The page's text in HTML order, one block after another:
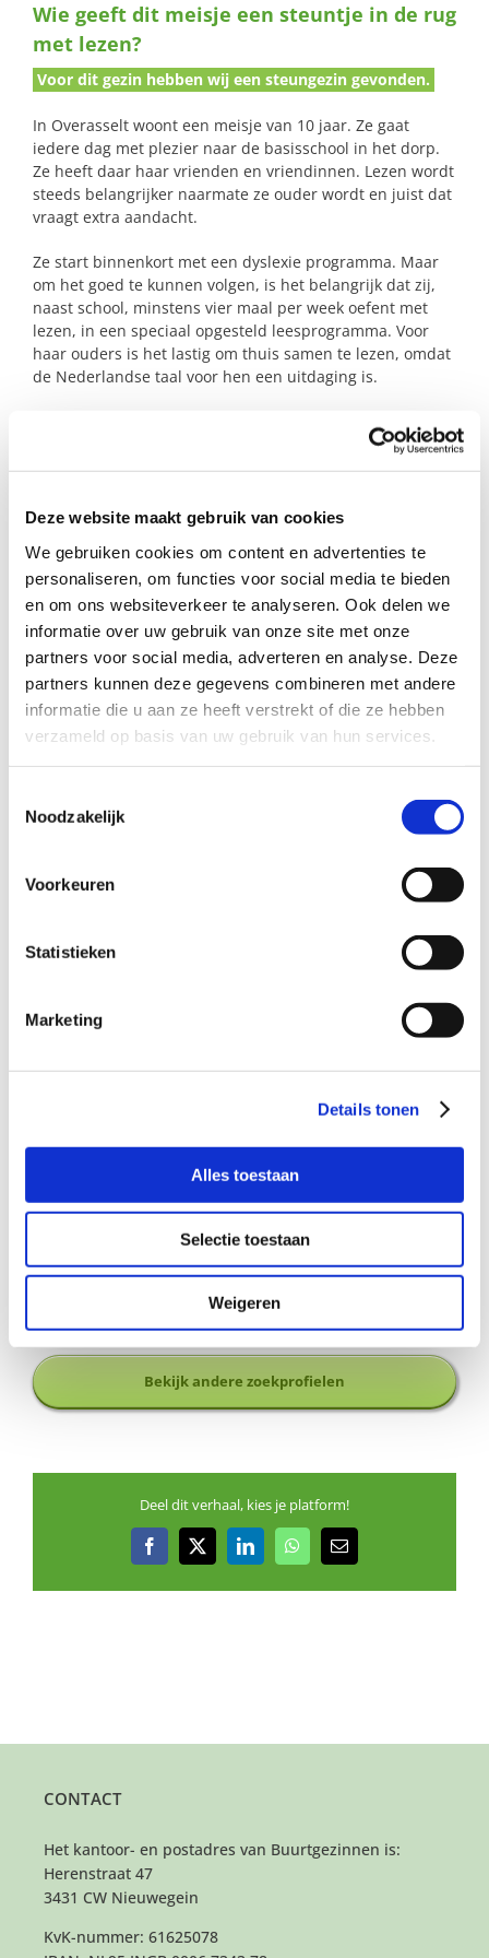
Deze website maakt gebruik van cookies
We gebruiken cookies om content en advertenties te
personaliseren, om functies voor social media te bieden
en om ons websiteverkeer te analyseren. Ook delen we
informatie over uw gebruik van onze site met onze
partners voor social media, adverteren en analyse. Deze
partners kunnen deze gegevens combineren met andere
informatie die u aan ze heeft verstrekt of die ze hebben
verzameld op basis van uw gebruik van hun services.
Noodzakelijk
Voorkeuren
Statistieken
Marketing
Details tonen
Alles toestaan
Selectie toestaan
Weigeren
naar:
Wie geeft dit meisje een steuntje in de rug
met lezen?
Voor dit gezin hebben wij een steungezin gevonden.
In Overasselt woont een meisje van 10 jaar. Ze gaat
iedere dag met plezier naar de basisschool in het dorp.
Ze heeft daar haar vrienden en vriendinnen. Lezen wordt
steeds belangrijker naarmate ze ouder wordt en juist dat
vraagt extra aandacht.
Ze start binnenkort met een dyslexie programma. Maar
om het goed te kunnen volgen, is het belangrijk dat zij,
naast school, minstens vier maal per week oefent met
lezen, in een speciaal opgesteld leesprogramma. Voor
haar ouders is het lastig om thuis samen te lezen, omdat
de Nederlandse taal voor hen een uitdaging is.
Daarom zoeken we, in samenwerking met de school,
iemand die een aantal keer per week 15 à 20 minuten
met haar wil lezen. Dit kan, in overleg ook onder
stap voor stap meer vertrouwen krijgt?
Profiel steungezin
We zoeken een ouder:
Die een aantal keer per week beschikbaar
is om dit meisje 15- 20 minuten te
omgeving;
De contactmomenten door de week of in
Begeleiden binnen schooltijden, op school
is ook mogelijk.
Neem dan gerust contact op met de coördinator van
oördinator Buurtgezinnen
voor de gemeente Heumen & Mook en Middelaar, via
inge@buurtgezinnen.nl of telefoonnummer
Aanmelden als steungezin
Hoe werkt Buurtgezinnen?
Bekijk andere zoekprofielen
Deel dit verhaal, kies je platform!
Facebook
X LinkedInWhatsApp
E-
CONTACT
Het kantoor- en postadres van Buurtgezinnen is:
Herenstraat 47
3431 CW Nieuwegein
KvK-nummer: 61625078